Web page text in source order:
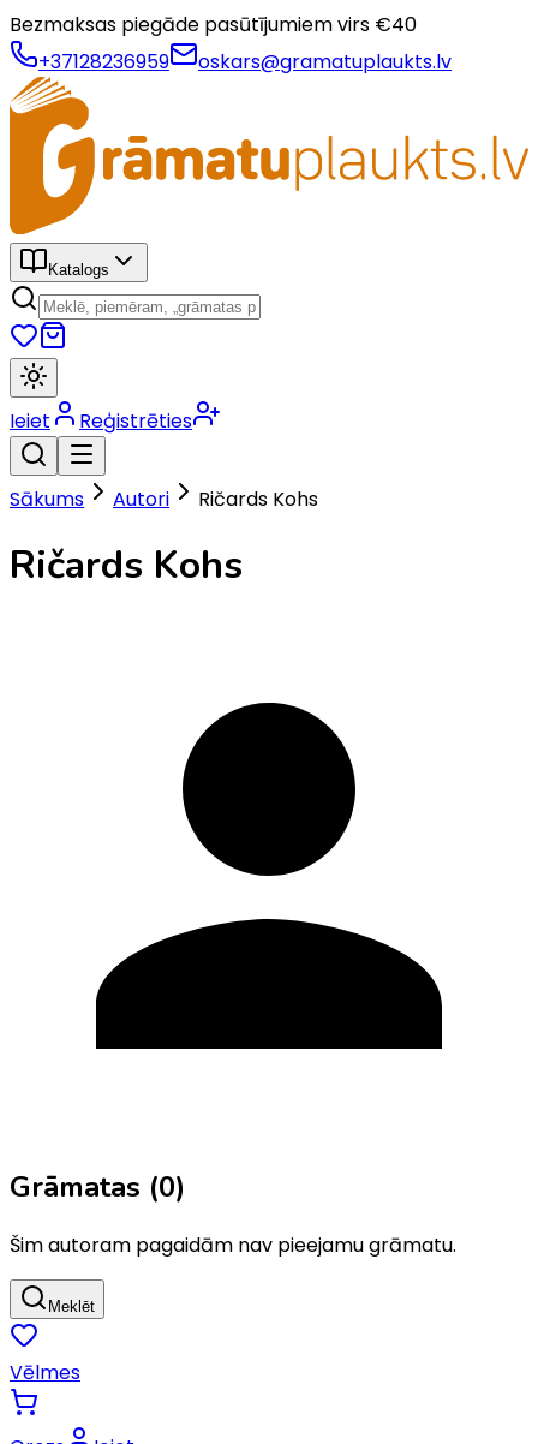
Bezmaksas piegāde pasūtījumiem virs €40
+37128236959
oskars@gramatuplaukts.lv
Katalogs
Ieiet Reģistrēties
Sākums Autori Ričards Kohs
Ričards Kohs
Grāmatas (0)
Šim autoram pagaidām nav pieejamu grāmatu.
Meklēt
Vēlmes